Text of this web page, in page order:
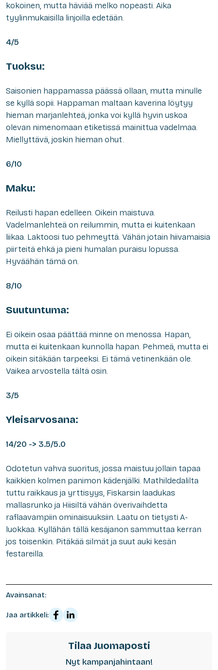
kokoinen, mutta häviää melko nopeasti. Aika
tyylinmukaisilla linjoilla edetään.
4/5
Tuoksu:
Saisonien happamassa päässä ollaan, mutta minulle
se kyllä sopii. Happaman maltaan kaverina löytyy
hieman marjanlehteä, jonka voi kyllä hyvin uskoa
olevan nimenomaan etiketissä mainittua vadelmaa.
Miellyttävä, joskin hieman ohut.
6/10
Maku:
Reilusti hapan edelleen. Oikein maistuva.
Vadelmanlehteä on reilummin, mutta ei kuitenkaan
liikaa. Laktoosi tuo pehmeyttä. Vähän jotain hiivamaisia
piirteitä ehkä ja pieni humalan puraisu lopussa.
Hyväähän tämä on.
8/10
Suutuntuma:
Ei oikein osaa päättää minne on menossa. Hapan,
mutta ei kuitenkaan kunnolla hapan. Pehmeä, mutta ei
oikein sitäkään tarpeeksi. Ei tämä vetinenkään ole.
Vaikea arvostella tältä osin.
3/5
Yleisarvosana:
14/20 -> 3.5/5.0
Odotetun vahva suoritus, jossa maistuu jollain tapaa
kaikkien kolmen panimon kädenjälki. Mathildedalilta
tuttu raikkaus ja yrttisyys, Fiskarsin laadukas
mallasrunko ja Hiisiltä vähän överivaihdetta
raflaavampiin ominaisuuksiin. Laatu on tietysti A-
luokkaa. Kyllähän tällä kesäjanon sammuttaa kerran
jos toisenkin. Pitäkää silmät ja suut auki kesän
festareilla.
Avainsanat:
Jaa artikkeli:
Tilaa Juomaposti
Nyt kampanjahintaan!